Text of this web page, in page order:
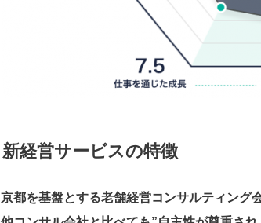
新経営サービスの特徴
京都を基盤とする老舗経営コンサルティング